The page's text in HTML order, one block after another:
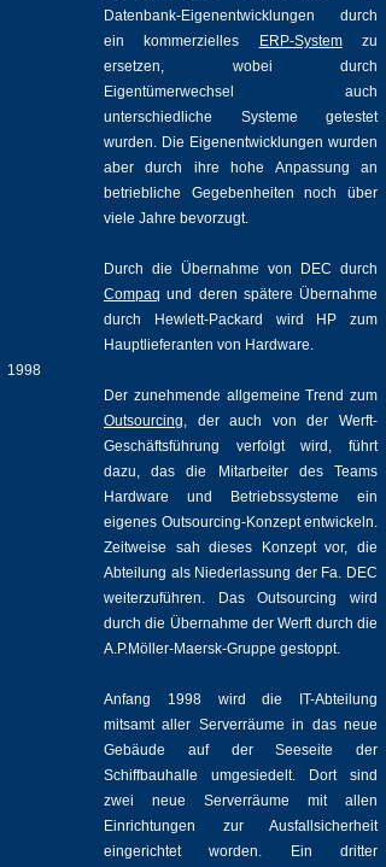
Datenbank-Eigenentwicklungen durch
ein kommerzielles
ERP-Systemzu
ersetzen, wobei durch
Eigentümerwechsel auch
unterschiedliche Systeme getestet
wurden. Die Eigenentwicklungen wurden
aber durch ihre hohe Anpassung an
betriebliche Gegebenheiten noch über
viele Jahre bevorzugt.
Durch die Übernahme von DEC durch
Compaq und deren spätere Übernahme
durch Hewlett-Packard wird HP zum
Hauptlieferanten von Hardware.
1998
Der zunehmende allgemeine Trend zum
Outsourcing, der auch von der Werft-
Geschäftsführung verfolgt wird, führt
dazu, das die Mitarbeiter des Teams
Hardware und Betriebssysteme ein
eigenes Outsourcing-Konzept entwickeln.
Zeitweise sah dieses Konzept vor, die
Abteilung als Niederlassung der Fa. DEC
weiterzuführen. Das Outsourcing wird
durch die Übernahme der Werft durch die
A.P.Möller-Maersk-Gruppe gestoppt.
Anfang 1998 wird die IT-Abteilung
mitsamt aller Serverräume in das neue
Gebäude auf der Seeseite der
Schiffbauhalle umgesiedelt. Dort sind
zwei neue Serverräume mit allen
Einrichtungen zur Ausfallsicherheit
eingerichtet worden. Ein dritter